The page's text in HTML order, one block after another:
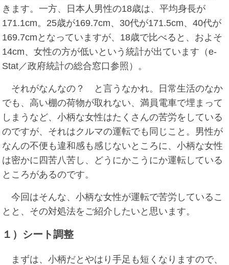
きます。一方、日本人男性の18歳は、平均身長が
171.1cm。25歳が169.7cm、30代が171.5cm、40代が
169.7cmとなっていますが、18歳で比べると、およそ
14cm、女性の方が低いという統計が出ています（e-
Stat／政府統計の総合窓口参照）。
それがなんなの？ と言うなかれ。日常生活のなか
でも、高い棚の荷物が取れない、満員電車で埋まって
しまうなど、小柄な女性はたくさんの苦労をしている
のですが、それはクルマの運転でも同じこと。男性が
なんの不便も違和感も感じないところに、小柄な女性
は密かに四苦八苦し、どうにかこうにか運転している
ところがあるのです。
今回はそんな、小柄な女性が運転で苦労しているこ
とと、その対処法をご紹介したいと思います。
１）シート調整
まずは、小柄だとやはり手足も短くなりますので、